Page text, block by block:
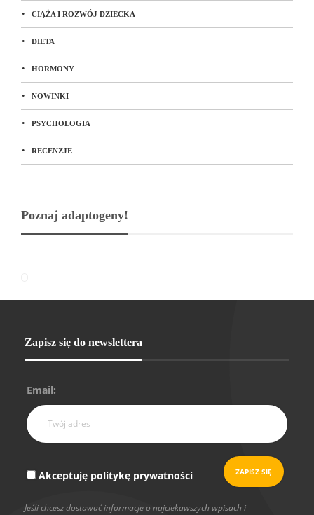
CIĄŻA I ROZWÓJ DZIECKA
DIETA
HORMONY
NOWINKI
PSYCHOLOGIA
RECENZJE
Poznaj adaptogeny!
Zapisz się do newslettera
Email:
Akceptuję politykę prywatności
Jeśli chcesz dostawać informacje o najciekawszych wpisach i